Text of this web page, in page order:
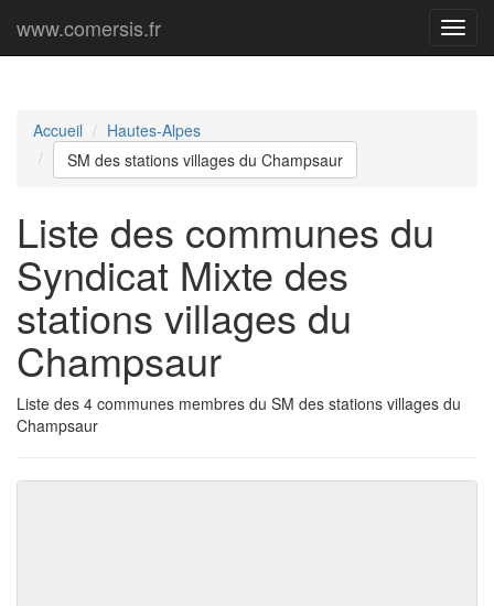
Menu
www.comersis.fr
Accueil
Hautes-Alpes
SM des stations villages du Champsaur
Liste des communes du
Syndicat Mixte des
stations villages du
Champsaur
Liste des 4 communes membres du SM des stations villages du
Champsaur